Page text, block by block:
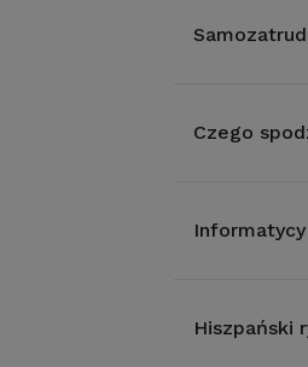
Czego
Hiszpański